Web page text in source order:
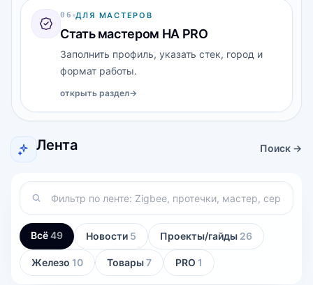
0 6 ДЛЯ МАСТЕРОВ
Стать мастером HA PRO
Заполнить профиль, указать стек, город и
формат работы.
открыть раздел→
Лента Поиск →
Всё49 Новости 5 Проекты/гайды 26
Железо 10 Товары7 PRO 1